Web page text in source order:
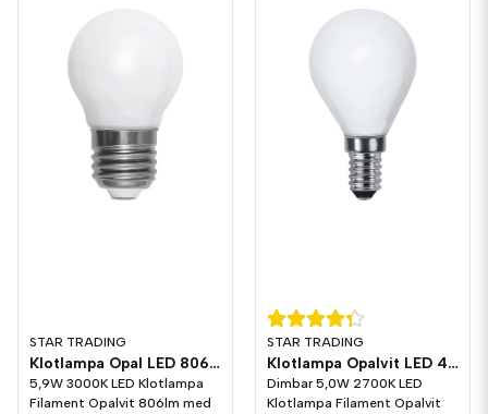
STAR TRADING
Klotlampa Opal LED 806lm E27 3000K
5,9W 3000K LED Klotlampa
Filament Opalvit 806lm med
STAR TRADING
Klotlampa Opalvit LED 450lm E14 2700K Dim
Dimbar 5,0W 2700K LED
Klotlampa Filament Opalvit